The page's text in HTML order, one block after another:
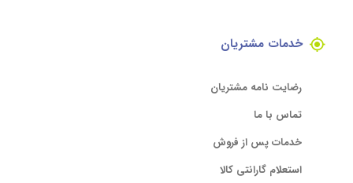
خدمات مشتریان
رضایت نامه مشتریان
تماس با ما
خدمات پس از فروش
استعلام گارانتی کالا